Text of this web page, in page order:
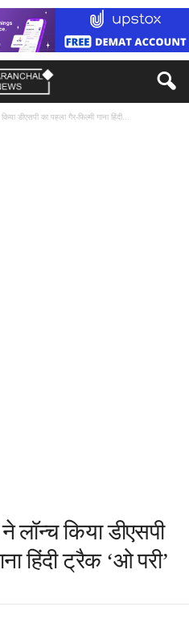
डीएसपी का पहला गैर-फिल्मी गाना हिंदी...
लॉन्च किया डीएसपी
हिंदी ट्रैक ‘ओ परी’